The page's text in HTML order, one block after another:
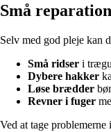
Små
Selv med god pleje kan
Små ridser i
Dybere hakker
Løse brædder
Revner i fuger
Ved at tage